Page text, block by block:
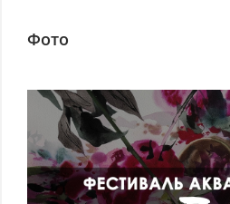
Фото